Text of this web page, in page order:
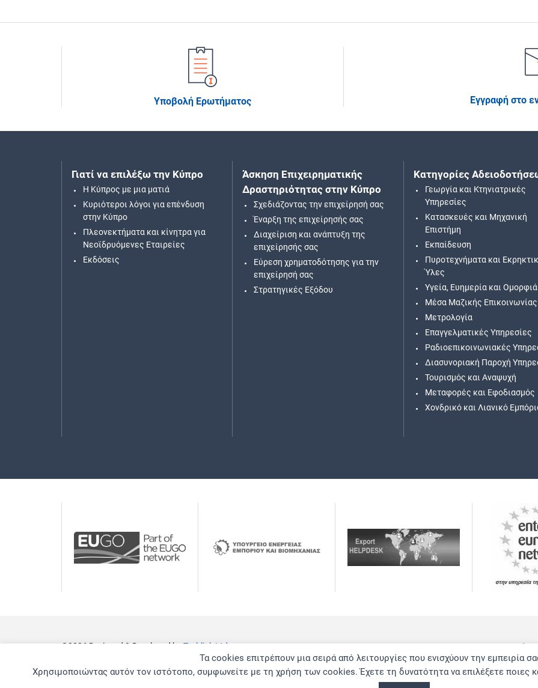
Υποβολή Ερωτήματος Εγγραφή στο
Γιατί να επιλέξω την Κύπρο
H Κύπρος με μια ματιά
Κυριότεροι λόγοι για επένδυση
στην Κύπρο
Πλεονεκτήματα και κίνητρα για
Νεοϊδρυόμενες Εταιρείες
Εκδόσεις
Άσκηση Επιχειρηματικής
Δραστηριότητας στην Κύπρο
Σχεδιάζοντας την επιχείρησή σας
Έναρξη της επιχείρησής σας
Διαχείριση και ανάπτυξη της
επιχείρησής σας
Εύρεση χρηματοδότησης για την
επιχείρησή σας
Στρατηγικές Εξόδου
Κατηγορίες
Γεωργία και Κτηνιατρικές
Υπηρεσίες
Κατασκευές και Μηχανική
Επιστήμη
Εκπαίδευση
Πυροτεχνήματα και
Ύλες
Υγεία, Ευημερία και Ομορφιά
Μέσα Μαζικής Επικοινωνίας
Μετρολογία
Επαγγελματικές Υπηρεσίες
Ραδιοεπικοινωνιακές
Διασυνοριακή Παροχή
Τουρισμός και Αναψυχή
Μεταφορές και Εφοδιασμός
Χονδρικό και Λιανικό
©2026 Designed & Developed by Techlink Ltd
Υπουργείο Ενέργειας, Εμπορίου και Βιομηχανίας
Ενιαίο Κέντρο Εξυπηρέτησης
Τα cookies επιτρέπουν μια σειρά από λειτουργίες που ενισχύουν την εμπειρία
Χρησιμοποιώντας αυτόν τον ιστότοπο, συμφωνείτε με τη χρήση των cookies. Έχετε τη δυνατότητα να επιλέξετε ποιες